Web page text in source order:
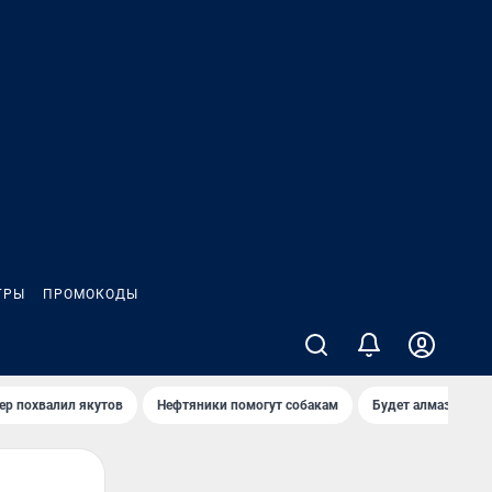
ПРОМОКОДЫ
похвалил якутов Нефтяники помогут собакам Будет алмазный